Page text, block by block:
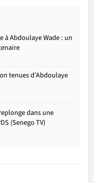
à Abdoulaye Wade : un
tenues d’Abdoulaye
dans une
(Senego TV)